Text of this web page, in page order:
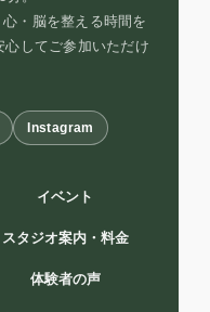
・脳を整える時間を
してご参加いただけ
Instagram
イベント
スタジオ案内・料金
体験者の声